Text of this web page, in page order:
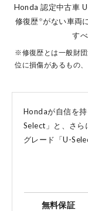
Honda 認定中古車
修復歴 ※がない車両
す
※修復歴とは一般財
位に損傷があるもの
Hondaが自信を
Select」と、 さら
グレード「U-
無料保証